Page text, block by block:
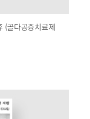
(골다공증치료제